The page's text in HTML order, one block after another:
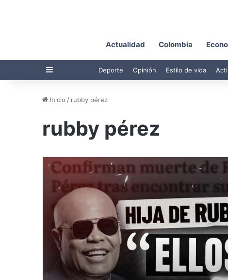
Actualidad Colombia
Barra lateral Deporte Opinión Estilo de vida
Inicio / rubby pérez
rubby pérez